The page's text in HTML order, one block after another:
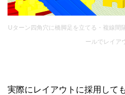
Uターン四角穴に橋脚足を立てる・複線間
ールでレイア
実際にレイアウトに採用して